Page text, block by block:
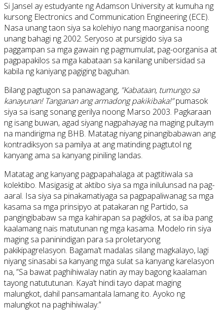
Si Jansel ay estudyante ng Adamson University at kumuha ng
kursong Electronics and Communication Engineering (ECE).
Nasa unang taon siya sa kolehiyo nang maorganisa noong
unang bahagi ng 2002. Seryoso at pursigido siya sa
paggampan sa mga gawain ng pagmumulat, pag-oorganisa at
pagpapakilos sa mga kabataan sa kanilang unibersidad sa
kabila ng kaniyang pagiging baguhan.
Bilang pagtugon sa panawagang, ”Kabataan, tumungo sa
kanayunan! Tanganan ang armadong pakikibaka!”pumasok
siya sa isang sonang gerilya noong Marso 2003. Pagkaraan
ng isang buwan, agad siyang nagpahayag na maging pultaym
na mandirigma ng BHB. Matatag niyang pinangibabawan ang
kontradiksyon sa pamilya at ang matinding pagtutol ng
kanyang ama sa kanyang piniling landas.
Matatag ang kanyang pagpapahalaga at pagtitiwala sa
kolektibo. Masigasig at aktibo siya sa mga inilulunsad na pag-
aaral. Isa siya sa pinakamatiyaga sa pagpapaliwanag sa mga
kasama sa mga prinsipyo at patakaran ng Partido, sa
pangingibabaw sa mga kahirapan sa pagkilos, at sa iba pang
kaalamang nais matutunan ng mga kasama. Modelo rin siya
maging sa paninindigan para sa proletaryong
pakikipagrelasyon. Bagama’t madalas silang magkalayo, lagi
niyang sinasabi sa kanyang mga sulat sa kanyang karelasyon
na, ”Sa bawat paghihiwalay natin ay may bagong kaalaman
tayong natututunan. Kaya’t hindi tayo dapat maging
malungkot, dahil pansamantala lamang ito. Ayoko ng
malungkot na paghihiwalay.”